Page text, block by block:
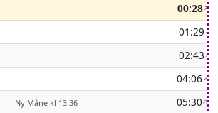
00:28↑
01:29↑
02:43↑
04:06↑
Ny Måne kl 13:36 05:30↑